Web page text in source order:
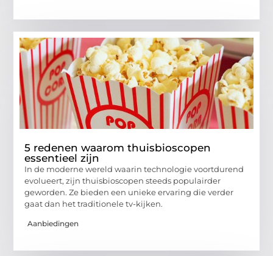
5 redenen waarom thuisbioscopen
essentieel zijn
In de moderne wereld waarin technologie voortdurend
evolueert, zijn thuisbioscopen steeds populairder
geworden. Ze bieden een unieke ervaring die verder
gaat dan het traditionele tv-kijken.
Aanbiedingen